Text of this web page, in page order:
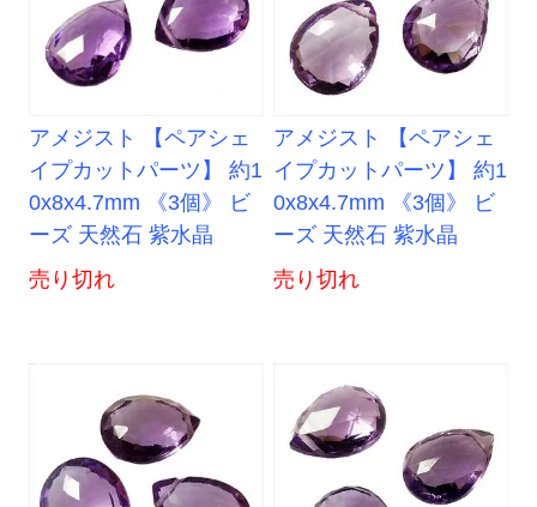
アメジスト 【ペアシェ
イプカットパーツ】 約1
0x8x4.7mm 《3個》 ビ
ーズ 天然石 紫水晶
売り切れ
アメジスト 【ペアシェ
イプカットパーツ】 約1
0x8x4.7mm 《3個》 ビ
ーズ 天然石 紫水晶
売り切れ